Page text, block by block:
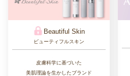
Beautiful Skin
ビューティフルスキン
皮膚科学に基づいた
美肌理論を生かしたブランド